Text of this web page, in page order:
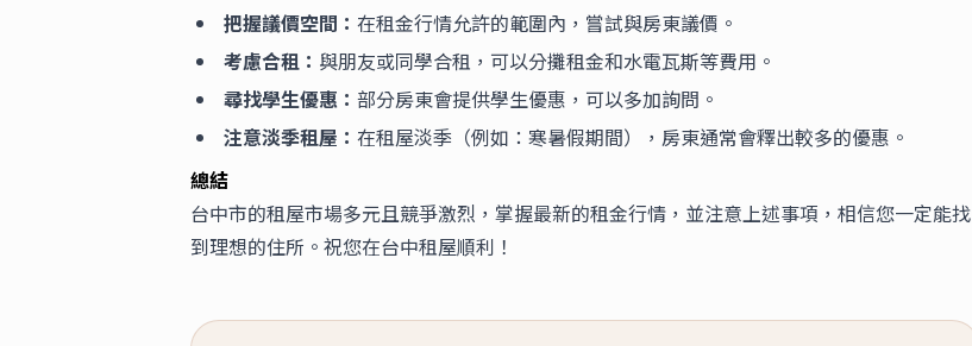
把握議價空間： 在租金行情允許的範圍內，嘗試與房東議價。
考慮合租： 與朋友或同學合租，可以分攤租金和水電瓦斯等費用。
尋找學生優惠： 部分房東會提供學生優惠，可以多加詢問。
注意淡季租屋： 在租屋淡季（例如：寒暑假期間），房東通常會釋出較多的優惠。
總結
台中市的租屋市場多元且競爭激烈，掌握最新的租金行情，並注意上述事項，相信您一定能找
到理想的住所。祝您在台中租屋順利！